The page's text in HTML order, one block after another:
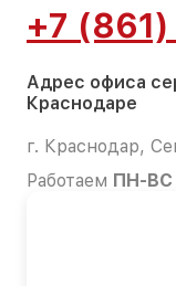
+7
Адрес офиса
Краснодаре
г. Краснодар,
Работаем ПН-ВС